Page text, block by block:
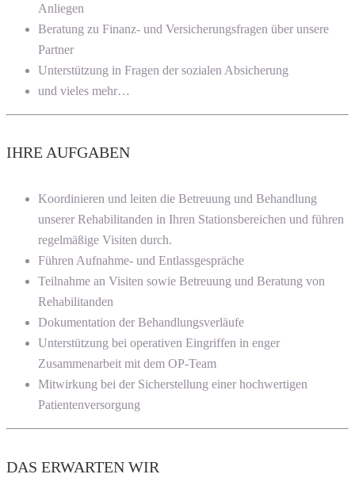
Anliegen
Beratung zu Finanz- und Versicherungsfragen über unsere
Partner
Unterstützung in Fragen der sozialen Absicherung
und vieles mehr…
IHRE AUFGABEN
Koordinieren und leiten die Betreuung und Behandlung
unserer Rehabilitanden in Ihren Stationsbereichen und führen
regelmäßige Visiten durch.
Führen Aufnahme- und Entlassgespräche
Teilnahme an Visiten sowie Betreuung und Beratung von
Rehabilitanden
Dokumentation der Behandlungsverläufe
Unterstützung bei operativen Eingriffen in enger
Zusammenarbeit mit dem OP-Team
Mitwirkung bei der Sicherstellung einer hochwertigen
Patientenversorgung
DAS ERWARTEN WIR